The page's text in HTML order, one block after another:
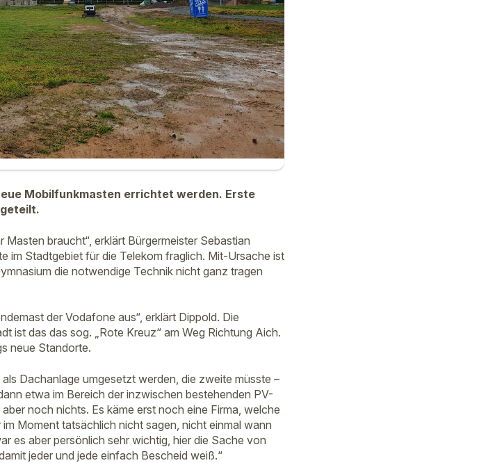
Mobilfunkmasten errichtet werden. Erste
Masten braucht“, erklärt Bürgermeister Sebastian
im Stadtgebiet für die Telekom fraglich. Mit-Ursache ist
die notwendige Technik nicht ganz tragen
der Vodafone aus“, erklärt Dippold. Die
ist das das sog. „Rote Kreuz“ am Weg Richtung Aich.
neue Standorte.
Dachanlage umgesetzt werden, die zweite müsste –
etwa im Bereich der inzwischen bestehenden PV-
noch nichts. Es käme erst noch eine Firma, welche
Moment tatsächlich nicht sagen, nicht einmal wann
es aber persönlich sehr wichtig, hier die Sache von
jeder und jede einfach Bescheid weiß.“